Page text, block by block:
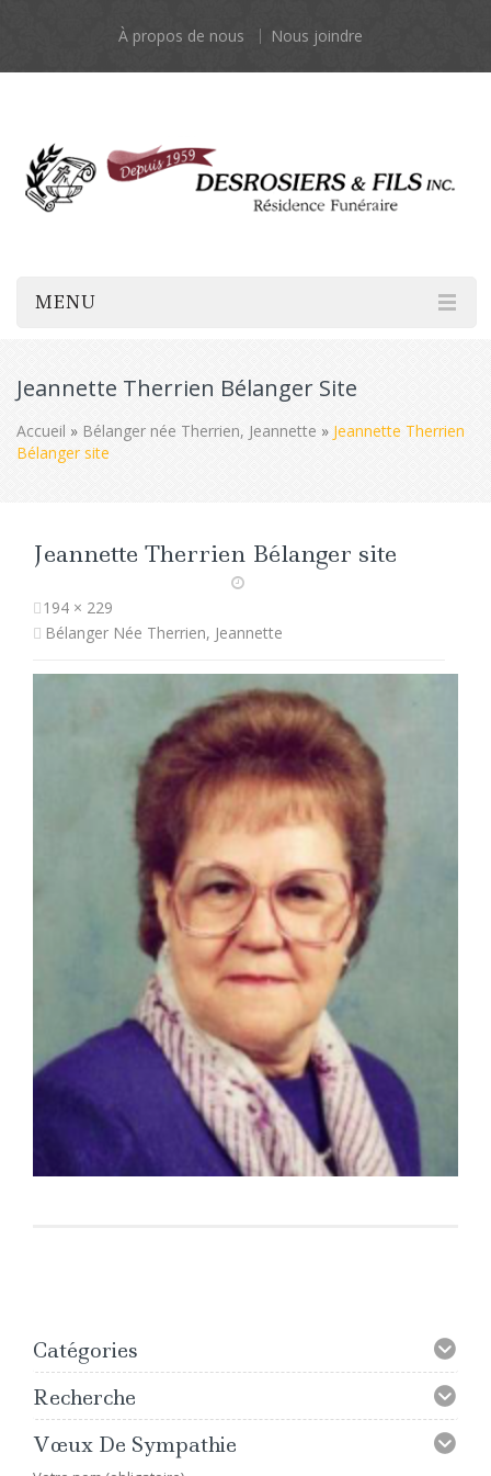
À propos de nous Nous joindre
MENU
Jeannette Therrien Bélanger Site
Accueil » Bélanger née Therrien, Jeannette » Jeannette Therrien
Bélanger site
Jeannette Therrien Bélanger site
194 × 229
Bélanger Née Therrien, Jeannette
Catégories
Recherche
Vœux De Sympathie